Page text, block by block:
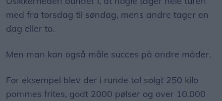
med fra torsdag til søndag, mens andre tager en
dag eller to.
Men man kan også måle succes på andre måder.
For eksempel blev der i runde tal solgt 250 kilo
pommes frites, godt 2000 pølser og over 10.000